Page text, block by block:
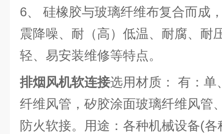
6、 硅橡胶与玻璃纤维布复合而成
震降噪、耐（高）低温、耐腐、耐
轻、易安装维修等特点。
排烟风机软连接选用材质： 有：单
纤维风管，矽胶涂面玻璃纤维风管
防火软接。用途：各种机械设备(